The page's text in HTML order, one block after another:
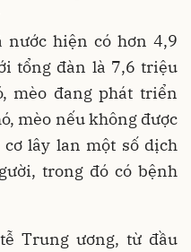
nước hiện có hơn 4,9
tổng đàn là 7,6 triệu
mèo đang phát triển
mèo nếu không được
lây lan một số dịch
trong đó có bệnh
Trung ương, từ đầu